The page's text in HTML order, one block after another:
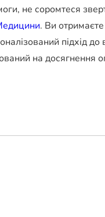
не соромтеся
. Ви
підхід
на досягнення